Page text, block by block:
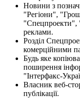
Новини з
"Регіони",
"Спецпроекти",
реклами.
Розділ
комерційними
Будь яке
поширення
"Інтерфакс-
Власник веб-
публікації.